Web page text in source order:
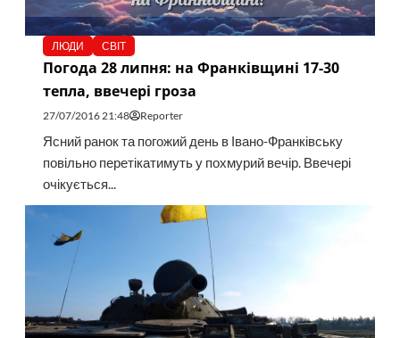
ЛЮДИ СВІТ
Погода 28 липня: на Франківщині 17-30
тепла, ввечері гроза
27/07/2016 21:48 Reporter
Ясний ранок та погожий день в Івано-Франківську
повільно перетікатимуть у похмурий вечір. Ввечері
очікується...